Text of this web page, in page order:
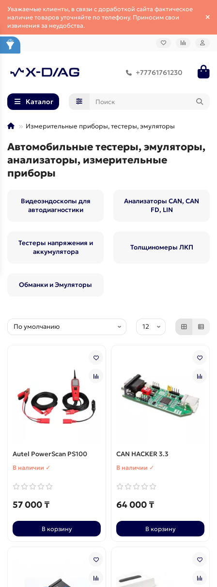
Уважаемые клиенты, в связи с доработкой сайта фактическое
наличие товаров уточняйте по телефону. Приносим свои
извинения за неудобства.
+77761761230
Каталог
Измерительные приборы, тестеры, эмуляторы
Автомобильные тестеры, эмуляторы,
анализаторы, измерительные
приборы
Видеоэндоскопы для
автодиагностики
Анализаторы CAN, CAN
FD, LIN
Тестеры напряжения и
аккумулятора
Толщиномеры ЛКП
Обманки и Эмуляторы
Autel PowerScan PS100
В наличии ✓
57 000 ₸
В корзину
CAN HACKER 3.3
В наличии ✓
64 000 ₸
В корзину